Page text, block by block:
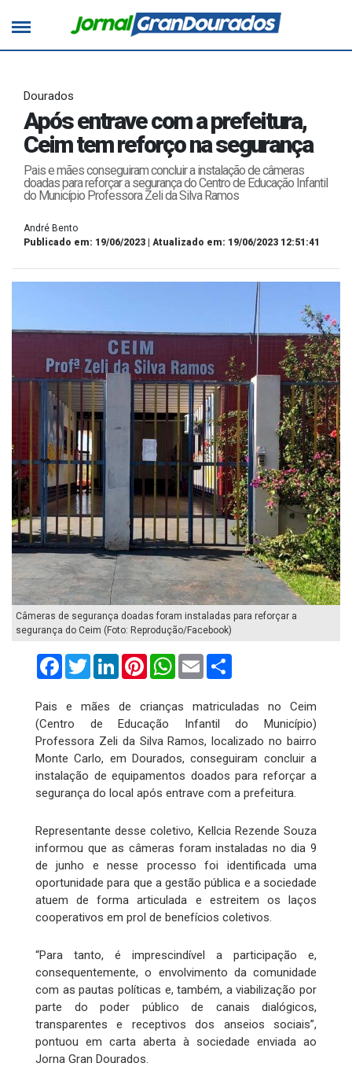
Dourados
Após entrave com a prefeitura,
Ceim tem reforço na segurança
Pais e mães conseguiram concluir a instalação de câmeras
doadas para reforçar a segurança do Centro de Educação Infantil
do Município Professora Zeli da Silva Ramos
André Bento
Publicado em: 19/06/2023 | Atualizado em: 19/06/2023 12:51:41
Câmeras de segurança doadas foram instaladas para reforçar a
segurança do Ceim (Foto: Reprodução/Facebook)
FacebookTwitterLinkedInPinterestWhatsApp
Email
Pais e mães de crianças matriculadas no Ceim
(Centro de Educação Infantil do Município)
Professora Zeli da Silva Ramos, localizado no bairro
Monte Carlo, em Dourados, conseguiram concluir a
instalação de equipamentos doados para reforçar a
segurança do local após entrave com a prefeitura.
Representante desse coletivo, Kellcia Rezende Souza
informou que as câmeras foram instaladas no dia 9
de junho e nesse processo foi identificada uma
oportunidade para que a gestão pública e a sociedade
atuem de forma articulada e estreitem os laços
cooperativos em prol de benefícios coletivos.
“Para tanto, é imprescindível a participação e,
consequentemente, o envolvimento da comunidade
com as pautas políticas e, também, a viabilização por
parte do poder público de canais dialógicos,
transparentes e receptivos dos anseios sociais”,
pontuou em carta aberta à sociedade enviada ao
Jorna Gran Dourados.